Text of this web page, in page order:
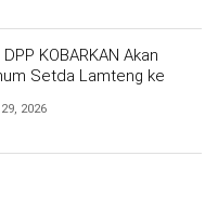
KOBARKAN Akan
Setda Lamteng ke
2026